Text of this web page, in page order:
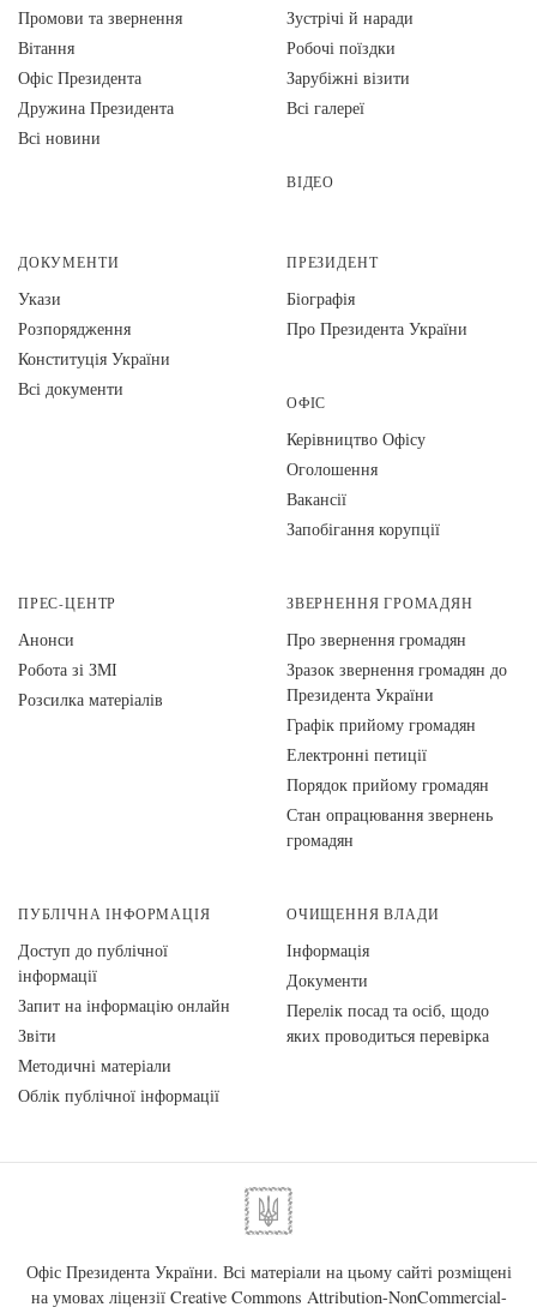
Промови та звернення
Вiтання
Офіс Президента
Дружина Президента
Всі новини
Зустрічі й наради
Робочі поїздки
Зарубіжні візити
Всі галереї
ВІДЕО
ДОКУМЕНТИ
Укази
Розпорядження
Конституція України
Всі документи
ПРЕЗИДЕНТ
Біографія
Про Президента України
ОФІС
Керівництво Офісу
Оголошення
Вакансії
Запобігання корупції
ПРЕС-ЦЕНТР
Анонси
Робота зі ЗМІ
Розсилка матеріалів
ЗВЕРНЕННЯ ГРОМАДЯН
Про звернення громадян
Зразок звернення громадян до
Президента України
Графік прийому громадян
Електронні петиції
Порядок прийому громадян
Стан опрацювання звернень
громадян
ПУБЛІЧНА ІНФОРМАЦІЯ
Доступ до публічної
інформації
Запит на інформацію онлайн
Звіти
Методичні матеріали
Облік публічної інформації
ОЧИЩЕННЯ ВЛАДИ
Інформація
Документи
Перелік посад та осіб, щодо
яких проводиться перевірка
Офіс Президента України. Всі матеріали на цьому сайті розміщені
на умовах ліцензії Creative Commons Attribution-NonCommercial-